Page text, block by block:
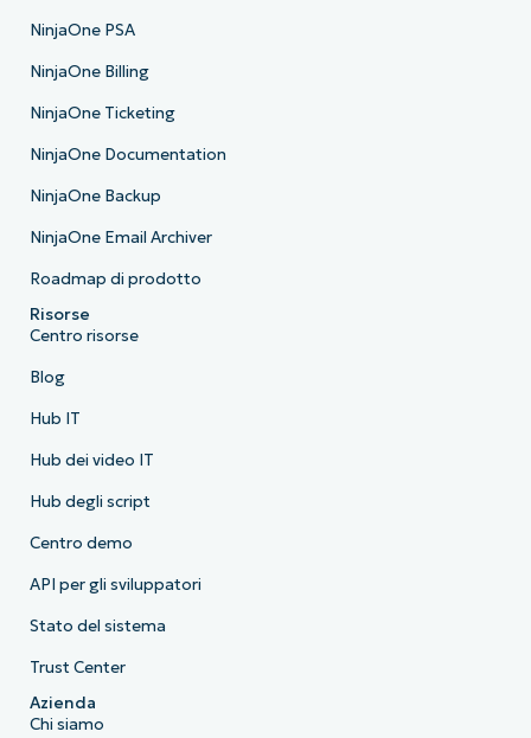
NinjaOne PSA
NinjaOne Billing
NinjaOne Ticketing
NinjaOne Documentation
NinjaOne Backup
NinjaOne Email Archiver
Roadmap di prodotto
Risorse
Centro risorse
Blog
Hub IT
Hub dei video IT
Hub degli script
Centro demo
API per gli sviluppatori
Stato del sistema
Trust Center
Azienda
Chi siamo